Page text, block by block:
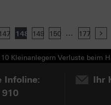
147 148 149 150 ... 177
Kleinanlegern Verluste
Infoline:
910
Ihr